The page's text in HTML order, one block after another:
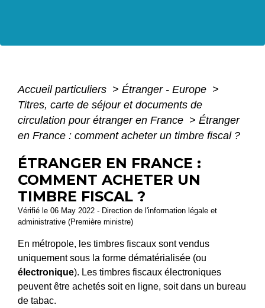
Accueil particuliers > Étranger - Europe >
Titres, carte de séjour et documents de
circulation pour étranger en France > Étranger
en France : comment acheter un timbre fiscal ?
ÉTRANGER EN FRANCE :
COMMENT ACHETER UN
TIMBRE FISCAL ?
Vérifié le 06 May 2022 - Direction de l'information légale et
administrative (Première ministre)
En métropole, les timbres fiscaux sont vendus
uniquement sous la forme dématérialisée (ou
électronique). Les timbres fiscaux électroniques
peuvent être achetés soit en ligne, soit dans un bureau
de tabac.